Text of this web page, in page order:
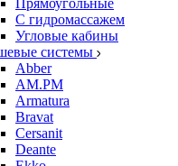
Прямоугольные
С гидромассажем
Угловые кабины
системы
Abber
AM.PM
Armatura
Bravat
Cersanit
Deante